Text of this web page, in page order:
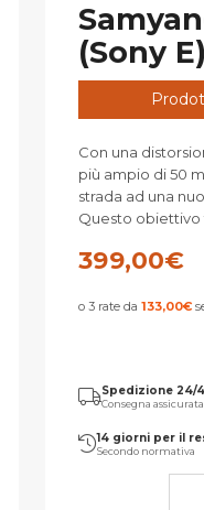
(Sony E)
Con una
più ampio di 50
strada ad una
Questo obiettivo
399,00€
o 3 rate da133,00€
Spedizione 24/
Consegna assicurata
14 giorni per il
Secondo normativa